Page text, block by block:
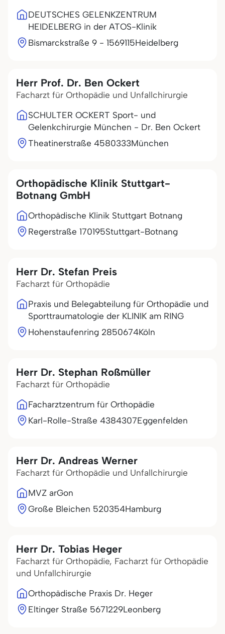
DEUTSCHES GELENKZENTRUM
HEIDELBERG in der ATOS-Klinik
Bismarckstraße 9 - 1569115Heidelberg
Herr Prof. Dr. Ben Ockert
Facharzt für Orthopädie und Unfallchirurgie
SCHULTER OCKERT Sport- und
Gelenkchirurgie München - Dr. Ben Ockert
Theatinerstraße 4580333München
Orthopädische Klinik Stuttgart-
Botnang GmbH
Orthopädische Klinik Stuttgart Botnang
Regerstraße 170195Stuttgart-Botnang
Herr Dr. Stefan Preis
Facharzt für Orthopädie
Praxis und Belegabteilung für Orthopädie und
Sporttraumatologie der KLINIK am RING
Hohenstaufenring 2850674Köln
Herr Dr. Stephan Roßmüller
Facharzt für Orthopädie
Facharztzentrum für Orthopädie
Karl-Rolle-Straße 4384307Eggenfelden
Herr Dr. Andreas Werner
Facharzt für Orthopädie und Unfallchirurgie
MVZ arGon
Große Bleichen 520354Hamburg
Herr Dr. Tobias Heger
Facharzt für Orthopädie, Facharzt für Orthopädie
und Unfallchirurgie
Orthopädische Praxis Dr. Heger
Eltinger Straße 5671229Leonberg